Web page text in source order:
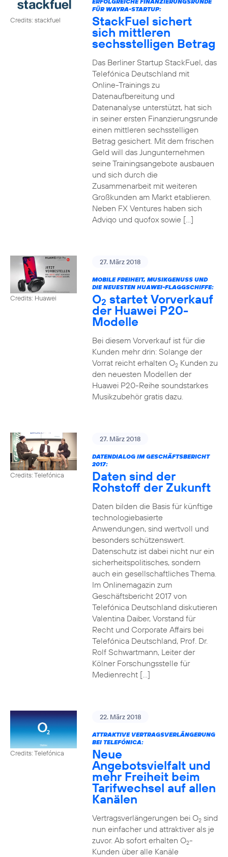
Credits: stackfuel
FÜR WAYRA-STARTUP:
StackFuel sichert
sich mittleren
sechsstelligen Betrag
Das Berliner Startup StackFuel, das
Telefónica Deutschland mit
Online-Trainings zu
Datenaufbereitung und
Datenanalyse unterstützt, hat sich
in seiner ersten Finanzierungsrunde
einen mittleren sechsstelligen
Betrag gesichert. Mit dem frischen
Geld will das Jungunternehmen
seine Trainingsangebote ausbauen
und sich durch die
Zusammenarbeit mit weiteren
Großkunden am Markt etablieren.
Neben FX Ventures haben sich
Adviqo und quofox sowie […]
Credits: Huawei
27. März 2018
MOBILE FREIHEIT, MUSIKGENUSS UND
DIE NEUESTEN HUAWEI-FLAGGSCHIFFE:
O2 startet Vorverkauf
der Huawei P20-
Modelle
Bei diesem Vorverkauf ist für die
Kunden mehr drin: Solange der
Vorrat reicht erhalten O2Kunden zu
den neuesten Modellen der
Huawei P20-Reihe soundstarkes
Musikzubehör gratis dazu.
Credits: Telefónica
27. März 2018
DATENDIALOG IM GESCHÄFTSBERICHT
2017:
Daten sind der
Rohstoff der Zukunft
Daten bilden die Basis für künftige
technologiebasierte
Anwendungen, sind wertvoll und
besonders schützenswert.
Datenschutz ist dabei nicht nur ein
sicherheitspolitisches, sondern
auch ein gesellschaftliches Thema.
Im Onlinemagazin zum
Geschäftsbericht 2017 von
Telefónica Deutschland diskutieren
Valentina Daiber, Vorstand für
Recht und Corporate Affairs bei
Telefónica Deutschland, Prof. Dr.
Rolf Schwartmann, Leiter der
Kölner Forschungsstelle für
Medienrecht […]
Credits: Telefónica
22. März 2018
ATTRAKTIVE VERTRAGSVERLÄNGERUNG
BEI TELEFÓNICA:
Neue
Angebotsvielfalt und
mehr Freiheit beim
Tarifwechsel auf allen
Kanälen
Vertragsverlängerungen bei O2sind
nun einfacher und attraktiver als je
zuvor. Ab sofort erhalten O2-
Kunden über alle Kanäle